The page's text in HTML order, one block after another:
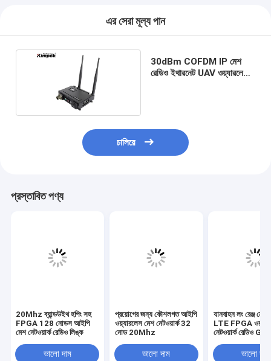
এর সেরা মূল্য পান
30dBm COFDM IP মেশ
রেডিও ইথারনেট UAV ওয়্যারলেস
চালিয়ে
প্রস্তাবিত পণ্য
20Mhz ব্যান্ডউইথ হপিং সহ
FPGA 128 নোডস আইপি
মেশ নেটওয়ার্ক রেডিও লিঙ্ক
ভালো দাম
প্রয়োগের জন্য কৌশলগত আইপি
ওয়্যারলেস মেশ নেটওয়ার্ক 32
নোড 20Mhz
ভালো দাম
যানবাহন লং রেঞ্জ মেশ
LTE FPGA
নেটওয়ার্ক রেডিও
ভালো দাম